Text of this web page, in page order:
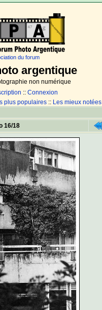
du forum
argentique
non numérique
:: Connexion
plus populaires :: Les mieux notées
16/18